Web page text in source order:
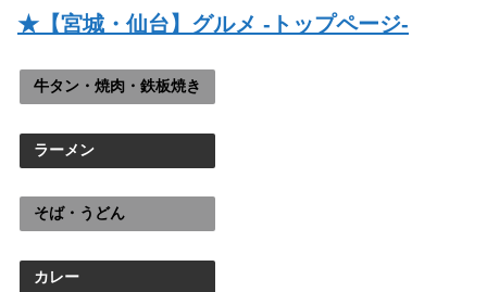
★【宮城・仙台】グルメ -トップページ-
牛タン・焼肉・鉄板焼き
ラーメン
そば・うどん
カレー